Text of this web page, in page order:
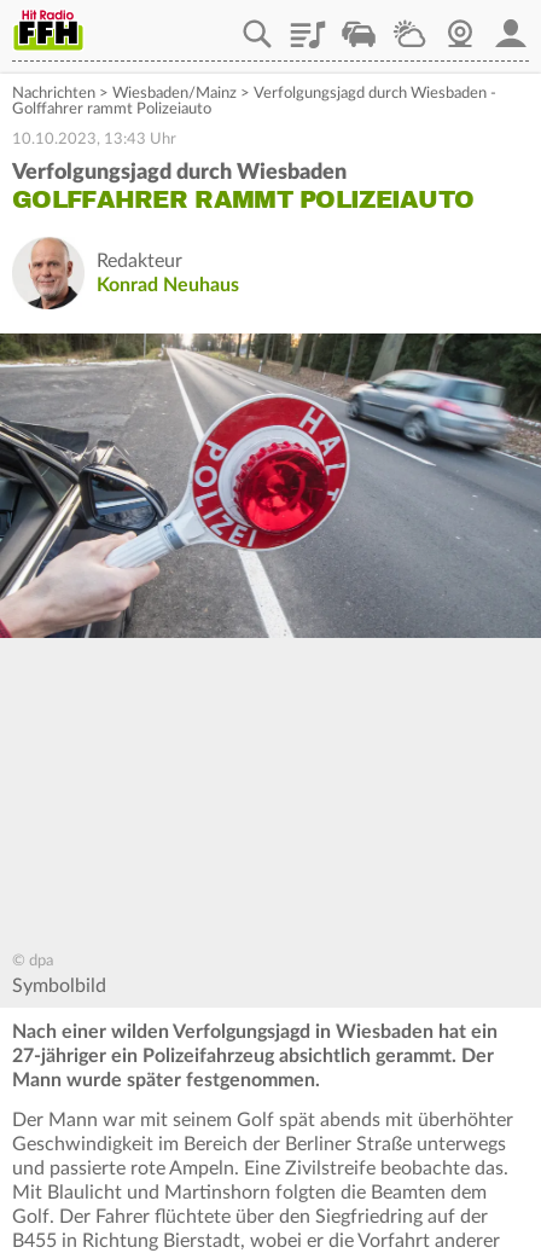
PlaylistStaupilotWetterWebcam
Nachrichten > Wiesbaden/Mainz > Verfolgungsjagd durch Wiesbaden -
Golffahrer rammt Polizeiauto
10.10.2023, 13:43 Uhr
Verfolgungsjagd durch Wiesbaden
GOLFFAHRER RAMMT POLIZEIAUTO
Redakteur
Konrad Neuhaus
© dpa
Symbolbild
Nach einer wilden Verfolgungsjagd in Wiesbaden hat ein
27-jähriger ein Polizeifahrzeug absichtlich gerammt. Der
Mann wurde später festgenommen.
Der Mann war mit seinem Golf spät abends mit überhöhter
Geschwindigkeit im Bereich der Berliner Straße unterwegs
und passierte rote Ampeln. Eine Zivilstreife beobachte das.
Mit Blaulicht und Martinshorn folgten die Beamten dem
Golf. Der Fahrer flüchtete über den Siegfriedring auf der
B455 in Richtung Bierstadt, wobei er die Vorfahrt anderer